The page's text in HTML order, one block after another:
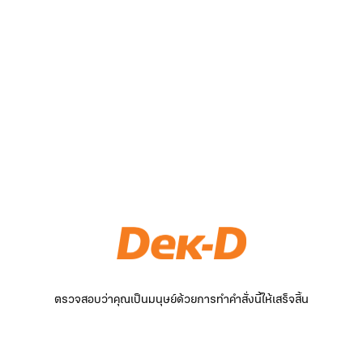
ตรวจสอบว่าคุณเป็นมนุษย์ด้วยการทำคำสั่งนี้ให้เสร็จสิ้น